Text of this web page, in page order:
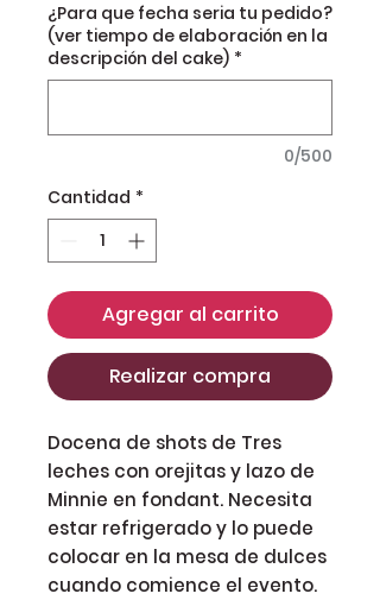
¿Para que fecha seria tu pedido?
(ver tiempo de elaboración en la
descripción del cake) *
0/500
Cantidad *
Agregar al carrito
Realizar compra
Docena de shots de Tres
leches con orejitas y lazo de
Minnie en fondant. Necesita
estar refrigerado y lo puede
colocar en la mesa de dulces
cuando comience el evento.